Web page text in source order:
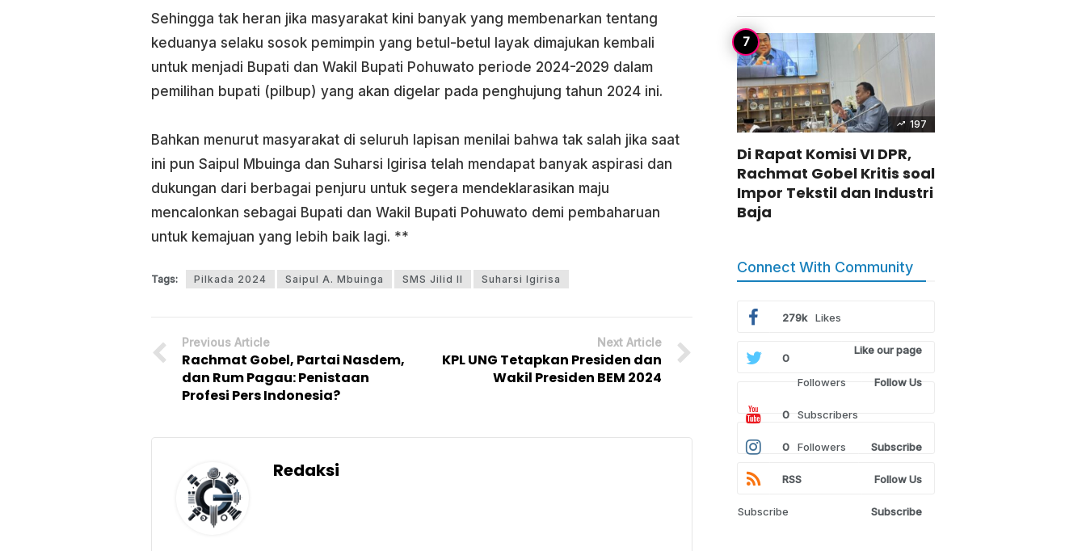
Sehingga tak heran jika masyarakat kini banyak yang membenarkan tentang
keduanya selaku sosok pemimpin yang betul-betul layak dimajukan kembali
untuk menjadi Bupati dan Wakil Bupati Pohuwato periode 2024-2029 dalam
pemilihan bupati (pilbup) yang akan digelar pada penghujung tahun 2024 ini.
Bahkan menurut masyarakat di seluruh lapisan menilai bahwa tak salah jika saat
ini pun Saipul Mbuinga dan Suharsi Igirisa telah mendapat banyak aspirasi dan
dukungan dari berbagai penjuru untuk segera mendeklarasikan maju
mencalonkan sebagai Bupati dan Wakil Bupati Pohuwato demi pembaharuan
untuk kemajuan yang lebih baik lagi. **
Tags: Pilkada 2024 Saipul A. Mbuinga SMS Jilid II Suharsi Igirisa
Previous Article
Rachmat Gobel, Partai Nasdem,
dan Rum Pagau: Penistaan
Profesi Pers Indonesia?
Next Article
KPL UNG Tetapkan Presiden dan
Wakil Presiden BEM 2024
Redaksi
197
Di Rapat Komisi VI DPR,
Rachmat Gobel Kritis soal
Impor Tekstil dan Industri
Baja
Connect With Community
279k Likes
Like our page
0
Followers
Follow Us
0 Subscribers
Subscribe
0 Followers
Follow Us
RSS
Subscribe Subscribe